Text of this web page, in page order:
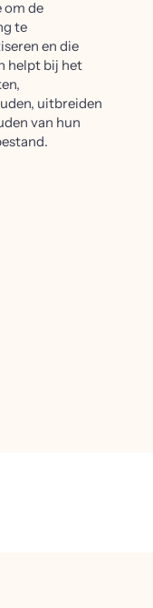
om de
te
en die
helpt bij het
uitbreiden
van hun